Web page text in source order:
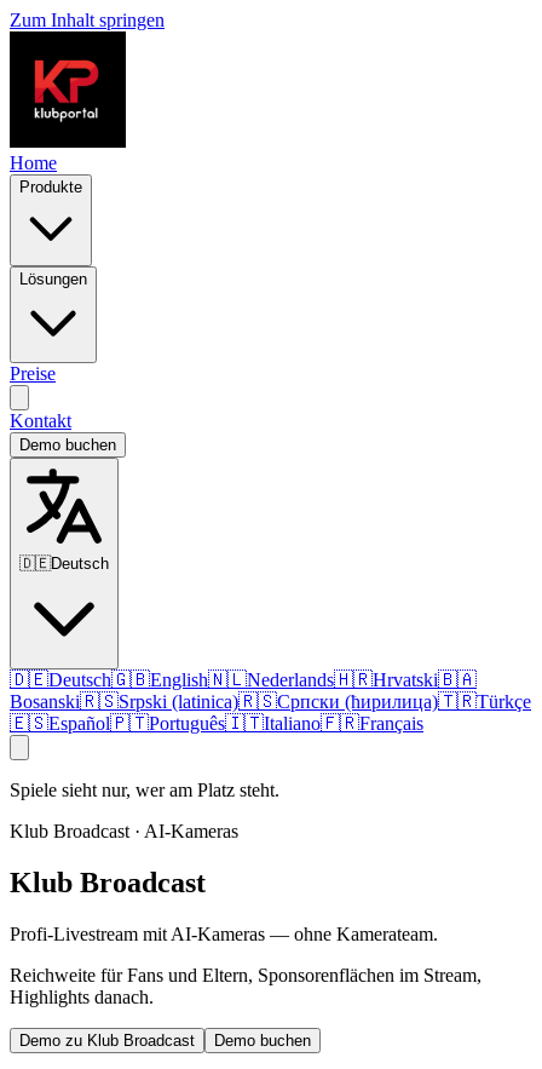
Zum Inhalt springen
Home
Produkte
Lösungen
Preise
Kontakt
Demo buchen
🇩🇪Deutsch
🇩🇪Deutsch🇬🇧English🇳🇱Nederlands🇭🇷Hrvatski🇧🇦
Bosanski🇷🇸Srpski (latinica)🇷🇸Српски (ћирилица)🇹🇷Türkçe
🇪🇸Español🇵🇹Português🇮🇹Italiano🇫🇷Français
Spiele sieht nur, wer am Platz steht.
Klub Broadcast · AI-Kameras
Klub Broadcast
Profi-Livestream mit AI-Kameras — ohne Kamerateam.
Reichweite für Fans und Eltern, Sponsorenflächen im Stream,
Highlights danach.
Demo zu Klub Broadcast Demo buchen